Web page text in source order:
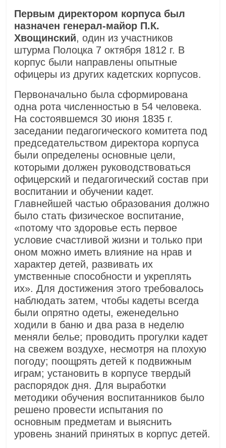
Первым директором корпуса был
назначен генерал-майор П.К.
Хвощинский, один из участников
штурма Полоцка 7 октября 1812 г. В
корпус были направлены опытные
офицеры из других кадетских корпусов.
Первоначально была сформирована
одна рота численностью в 54 человека.
На состоявшемся 30 июня 1835 г.
заседании педагогического комитета под
председательством директора корпуса
были определены основные цели,
которыми должен руководствоваться
офицерский и педагогический состав при
воспитании и обучении кадет.
Главнейшей частью образования должно
было стать физическое воспитание,
«потому что здоровье есть первое
условие счастливой жизни и только при
оном можно иметь влияние на нрав и
характер детей, развивать их
умственные способности и укреплять
их». Для достижения этого требовалось
наблюдать затем, чтобы кадеты всегда
были опрятно одеты, еженедельно
ходили в баню и два раза в неделю
меняли белье; проводить прогулки кадет
на свежем воздухе, несмотря на плохую
погоду; поощрять детей к подвижным
играм; установить в корпусе твердый
распорядок дня. Для выработки
методики обучения воспитанников было
решено провести испытания по
основным предметам и выяснить
уровень знаний принятых в корпус детей.